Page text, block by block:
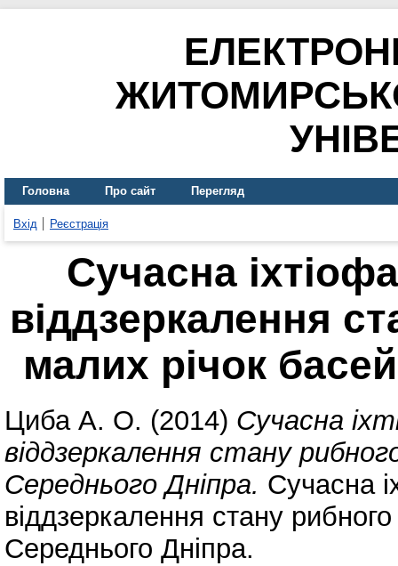
Головна Про сайт Перегляд
Вхід Реєстрація
Сучасна
віддзеркалення
малих річок
Циба А. О. (2014) Сучасна
віддзеркалення стану
Середнього Дніпра. Сучасна
віддзеркалення стану
Середнього Дніпра.